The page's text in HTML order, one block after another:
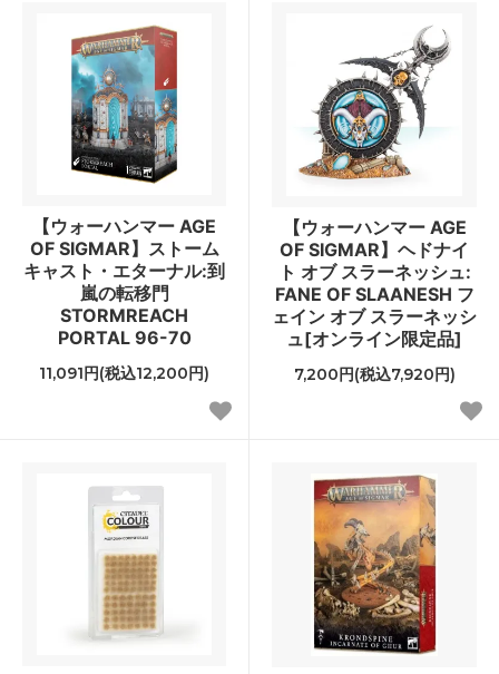
【ウォーハンマー AGE
OF SIGMAR】ストーム
キャスト・エターナル:到
嵐の転移門
STORMREACH
PORTAL 96-70
11,091円(税込12,200円)
【ウォーハンマー AGE
OF SIGMAR】ヘドナイ
ト オブ スラーネッシュ:
FANE OF SLAANESH フ
ェイン オブ スラーネッシ
ュ[オンライン限定品]
7,200円(税込7,920円)